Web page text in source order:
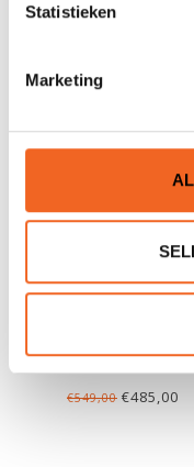
Statistieken
Marketing
€549,00 €485,00